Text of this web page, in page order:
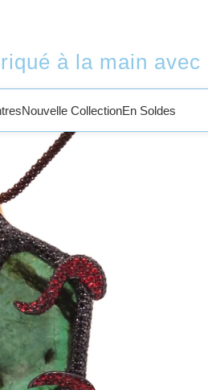
à la main avec
Nouvelle CollectionEn Soldes